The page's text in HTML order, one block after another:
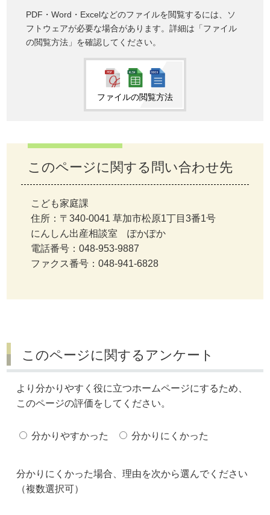
PDF・Word・Excelなどのファイルを閲覧するには、ソ
フトウェアが必要な場合があります。詳細は「ファイル
の閲覧方法」を確認してください。
ファイルの閲覧方法
このページに関する問い合わせ先
こども家庭課
住所：〒340-0041 草加市松原1丁目3番1号
にんしん出産相談室 ぽかぽか
電話番号：048-953-9887
ファクス番号：048-941-6828
このページに関するアンケート
より分かりやすく役に立つホームページにするため、
このページの評価をしてください。
分かりやすかった 分かりにくかった
分かりにくかった場合、理由を次から選んでください
（複数選択可）